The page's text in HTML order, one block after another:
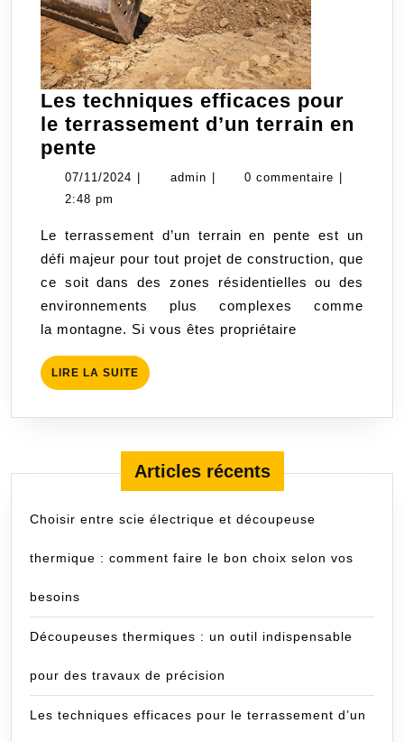
Les techniques efficaces pour
le terrassement d’un terrain en
pente
techniques
efficaces
le
terrassement
d’un
terrain
en
pente
07/11/2024 07/11/2024
admin admin0 commentaire
2:48 pm
Le terrassement d’un terrain en pente est un
défi majeur pour tout projet de construction, que
ce soit dans des zones résidentielles ou des
environnements plus complexes comme
la montagne. Si vous êtes propriétaire
LIRE LA SUITE LIRE
LA
Articles récents
Choisir entre scie électrique et découpeuse
thermique : comment faire le bon choix selon vos
besoins
Découpeuses thermiques : un outil indispensable
pour des travaux de précision
Les techniques efficaces pour le terrassement d’un